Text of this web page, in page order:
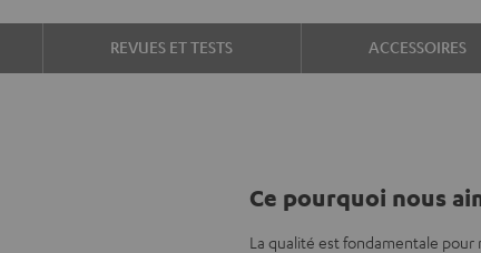
REVUES ET TESTS ACCESSOIRES
Ce pourquoi nous
La qualité est fondamentale pour